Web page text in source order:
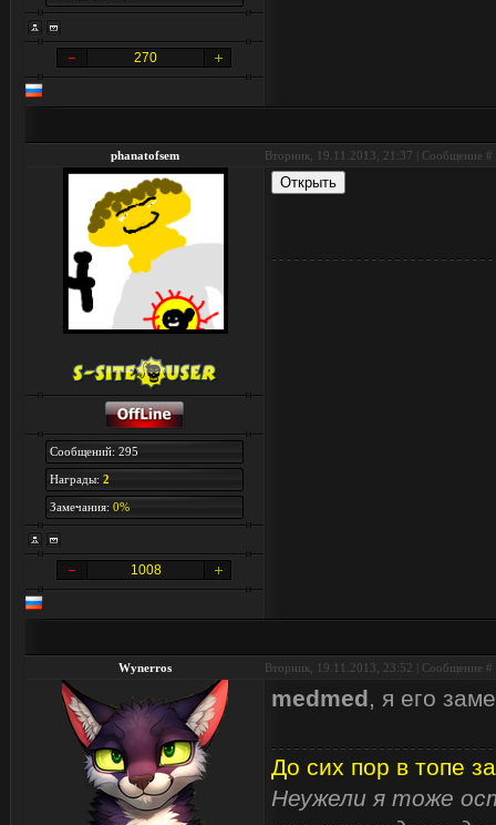
270
phanatofsem Вторник, 19.11.2013, 21:37 | Сообщение #
Сообщений: 295
Награды: 2
Замечания: 0%
1008
Wynerros Вторник, 19.11.2013, 23:52 | Сообщение #
medmed, я его
До сих пор в топе
Неужели я тоже